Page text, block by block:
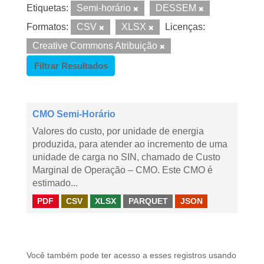
Etiquetas: Semi-horário
DESSEM
Formatos:
CSV XLSX
Licenças:
Creative Commons Atribuição
Filtrar Resultados
CMO Semi-Horário
Valores do custo, por unidade de energia
produzida, para atender ao incremento de uma
unidade de carga no SIN, chamado de Custo
Marginal de Operação – CMO. Este CMO é
estimado...
PDF CSV XLSX PARQUET JSON
Você também pode ter acesso a esses registros usando